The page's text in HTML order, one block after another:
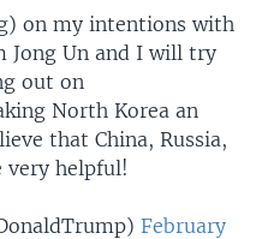
on my intentions with
Jong Un and I will try
out on
North Korea an
that China, Russia,
very helpful!
February